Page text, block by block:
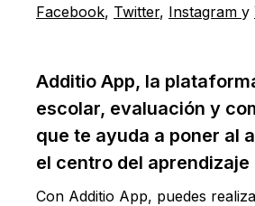
Facebook, Twitter, Instagram y
Additio App, la
escolar, evaluación y
que te ayuda a poner al
el centro del aprendizaje
Con Additio App, puedes